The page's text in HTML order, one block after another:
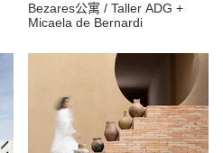
Bezares公寓 / Taller ADG +
Micaela de Bernardi